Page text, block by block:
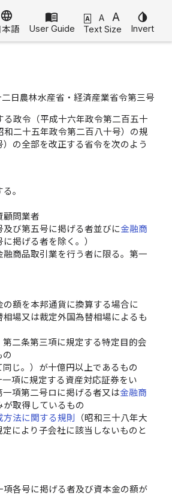
language
本語
menu_book
User Guide
A A A
Text Size
invert_colors
Invert
日農林水産省・経済産業省令第三号
政令（平成十六年政令第二百五十
二十五年政令第二百八十号）の規
の全部を改正する省令を次のよう
。
顧問業者
び第五号に掲げる者並びに金融商
掲げる者を除く。）
商品取引業を行う者に限る。第一
額を本邦通貨に換算する場合に
場又は裁定外国為替相場によるも
二条第三項に規定する特定目的会
の
じ。）が十億円以上であるもの
項に規定する資産対応証券をい
一項第二号ロに掲げる者又は金融商
取得しているもの
法に関する規則
（昭和三十八年大
により子会社に該当しないものと
項各号に掲げる者及び資本金の額が